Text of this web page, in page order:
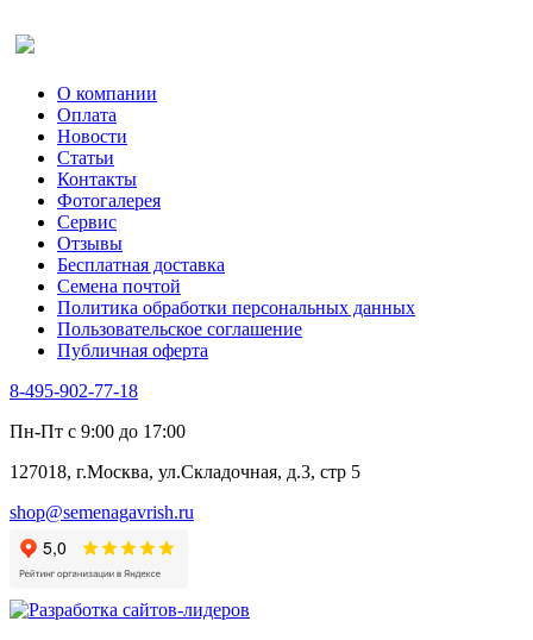
О компании
Оплата
Новости
Статьи
Контакты
Фотогалерея​
Сервис
Отзывы
Бесплатная доставка
Семена почтой
Политика обработки персональных данных
Пользовательское соглашение
Публичная оферта
8-495-902-77-18
Пн-Пт с 9:00 до 17:00
127018, г.Москва, ул.Складочная, д.3, стр 5
shop@semenagavrish.ru